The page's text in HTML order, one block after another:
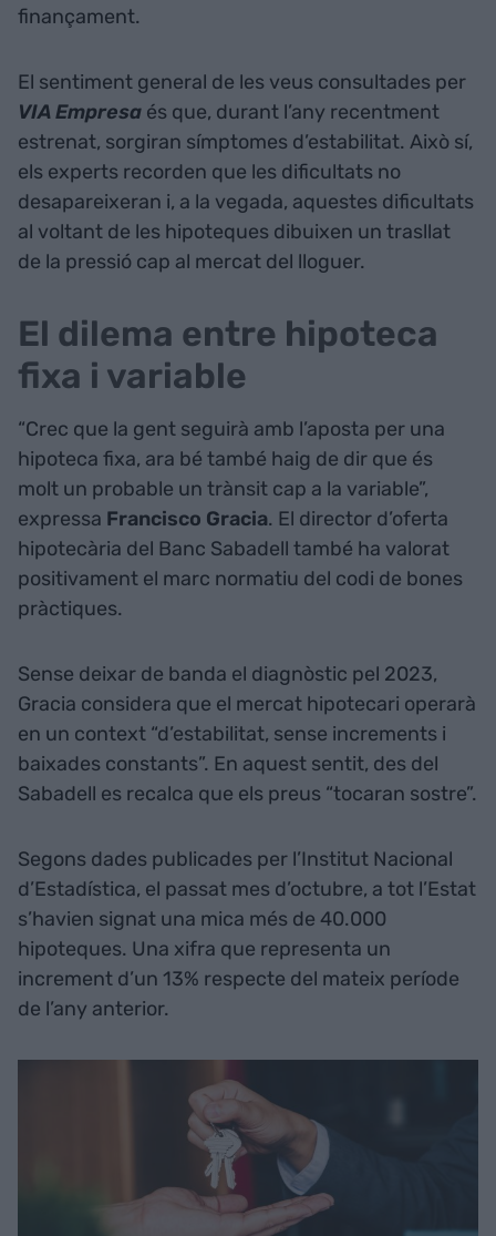
finançament.
El sentiment general de les veus consultades per
VIA Empresa és que, durant l’any recentment
estrenat, sorgiran símptomes d’estabilitat. Això sí,
els experts recorden que les dificultats no
desapareixeran i, a la vegada, aquestes dificultats
al voltant de les hipoteques dibuixen un trasllat
de la pressió cap al mercat del lloguer.
El dilema entre hipoteca
fixa i variable
“Crec que la gent seguirà amb l’aposta per una
hipoteca fixa, ara bé també haig de dir que és
molt un probable un trànsit cap a la variable”,
expressa Francisco Gracia. El director d’oferta
hipotecària del Banc Sabadell també ha valorat
positivament el marc normatiu del codi de bones
pràctiques.
Sense deixar de banda el diagnòstic pel 2023,
Gracia considera que el mercat hipotecari operarà
en un context “d’estabilitat, sense increments i
baixades constants”. En aquest sentit, des del
Sabadell es recalca que els preus “tocaran sostre”.
Segons dades publicades per l’Institut Nacional
d’Estadística, el passat mes d’octubre, a tot l’Estat
s’havien signat una mica més de 40.000
hipoteques. Una xifra que representa un
increment d’un 13% respecte del mateix període
de l’any anterior.